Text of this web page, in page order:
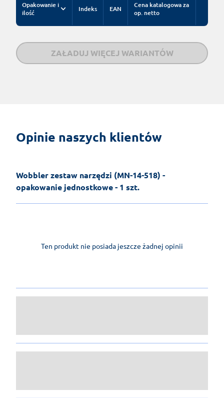
Opakowanie i
ilość
Indeks EAN
Cena katalogowa za
op. netto
ZAŁADUJ WIĘCEJ WARIANTÓW
Opinie naszych klientów
Wobbler zestaw narzędzi (MN-14-518) -
opakowanie jednostkowe - 1 szt.
Ten produkt nie posiada jeszcze żadnej opinii